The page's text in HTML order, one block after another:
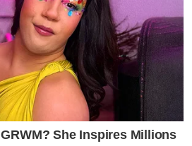
She Inspires Millions